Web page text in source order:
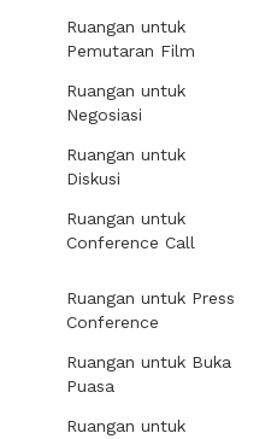
Ruangan untuk
Pemutaran Film
Ruangan untuk
Negosiasi
Ruangan untuk
Diskusi
Ruangan untuk
Conference Call
Ruangan untuk Press
Conference
Ruangan untuk Buka
Puasa
Ruangan untuk